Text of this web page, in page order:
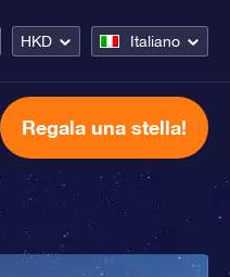
HKD Italiano
Regala una stella!